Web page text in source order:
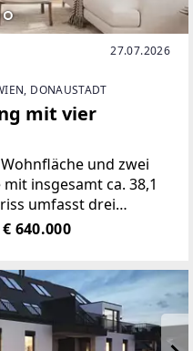
27.07.2026
DONAUSTADT
mit vier
und zwei
insgesamt ca. 38,1
umfasst drei
Wohnküche mit
€ 640.000